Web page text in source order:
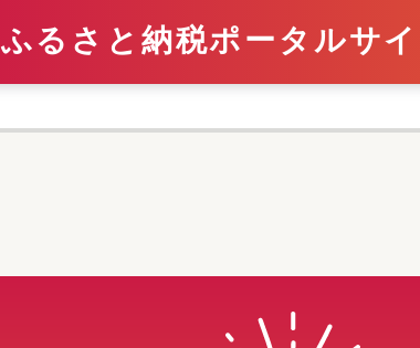
ふるさと納税ポータルサ